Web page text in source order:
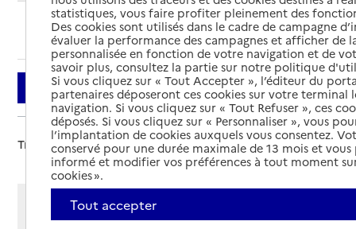
Ajouter cette recherche aux favoris
Filtrer
Trier par :
Afficher les résultats par:
Mode liste
Mode carte
statistiques, vous faire profiter pleinement des
Des cookies sont utilisés dans le cadre de campagne
évaluer la performance des campagnes et afficher de
personnalisée en fonction de votre navigation et de
savoir plus, consultez la partie sur notre politique
Si vous cliquez sur « Tout Accepter », l’éditeur du
partenaires déposeront ces cookies sur votre terminal
navigation. Si vous cliquez sur « Tout Refuser », ces
déposés. Si vous cliquez sur « Personnaliser », vous
l’implantation de cookies auxquels vous consentez.
conservé pour une durée maximale de 13 mois et
informé et modifier vos préférences à tout moment
cookies ».
Tout accepter